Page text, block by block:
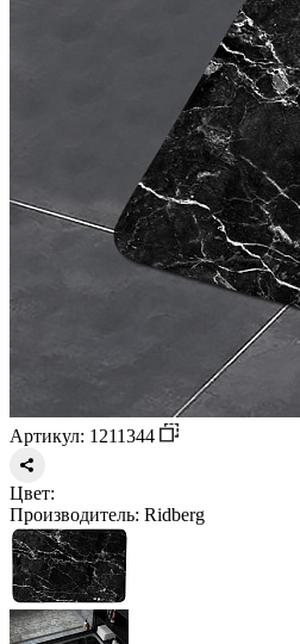
Артикул: 1211344
Цвет:
Производитель: Ridberg